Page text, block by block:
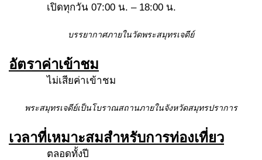
เปิดทุกวัน 07:00 น. – 18:00 น.
บรรยากาศภายในวัดพระสมุทรเจดีย์
อัตราค่าเข้าชม
ไม่เสียค่าเข้าชม
พระสมุทรเจดีย์เป็นโบราณสถานภายในจังหวัดสมุทรปราการ
เวลาที่เหมาะสมสำหรับการท่องเที่ยว
ตลอดทั้งปี